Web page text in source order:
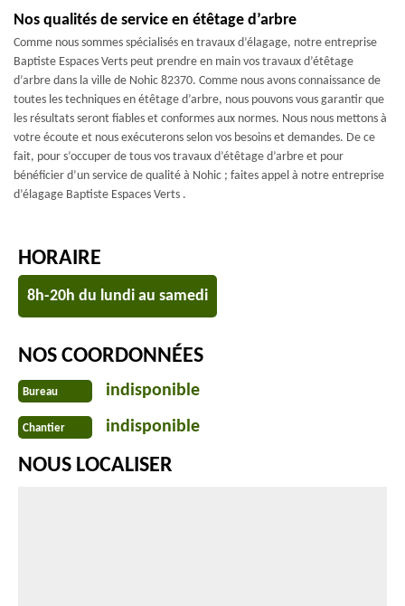
Nos qualités de service en étêtage d’arbre
Comme nous sommes spécialisés en travaux d’élagage, notre entreprise
Baptiste Espaces Verts peut prendre en main vos travaux d’étêtage
d’arbre dans la ville de Nohic 82370. Comme nous avons connaissance de
toutes les techniques en étêtage d’arbre, nous pouvons vous garantir que
les résultats seront fiables et conformes aux normes. Nous nous mettons à
votre écoute et nous exécuterons selon vos besoins et demandes. De ce
fait, pour s’occuper de tous vos travaux d’étêtage d’arbre et pour
bénéficier d’un service de qualité à Nohic ; faites appel à notre entreprise
d’élagage Baptiste Espaces Verts .
HORAIRE
8h-20h du lundi au samedi
NOS COORDONNÉES
Bureau indisponible
Chantier indisponible
NOUS LOCALISER